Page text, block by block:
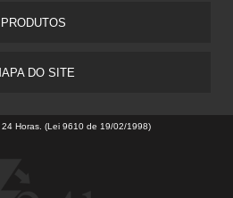
PRODUTOS
DO SITE
Horas. (Lei 9610 de 19/02/1998)